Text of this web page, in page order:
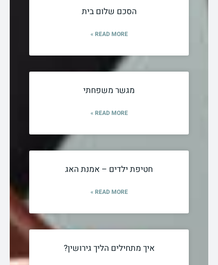
הסכם שלום בית
READ MORE »
מגשר משפחתי
READ MORE »
חטיפת ילדים – אמנת האג
READ MORE »
איך מתחילים הליך גירושין?